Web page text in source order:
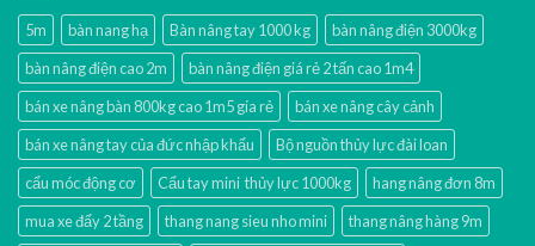
5m bàn nang hạ Bàn nâng tay 1000 kg
bàn nâng điện 3000kg
bàn nâng điện cao 2m
bàn nâng điện giá rẻ 2 tấn cao 1m4
bán xe nâng bàn 800kg cao 1m5 gía rẻ
bán xe nâng cây cảnh
bán xe nâng tay của đức nhập khẩu
Bộ nguồn thủy lực đài loan
cẩu móc động cơ
Cẩu tay mini thủy lực 1000kg
hang nâng đơn 8m
mua xe đẩy 2 tầng
thang nang sieu nho mini
thang nâng hàng 9m